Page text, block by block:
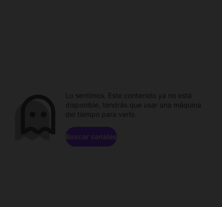
Lo sentimos. Este contenido ya no está
disponible, tendrás que usar una máquina
del tiempo para verlo.
Buscar canales